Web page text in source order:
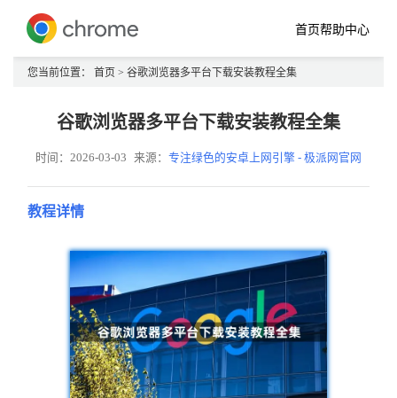
首页帮助中心
您当前位置： 首页 > 谷歌浏览器多平台下载安装教程全集
谷歌浏览器多平台下载安装教程全集
时间：2026-03-03 来源：专注绿色的安卓上网引擎 - 极派网官网
教程详情